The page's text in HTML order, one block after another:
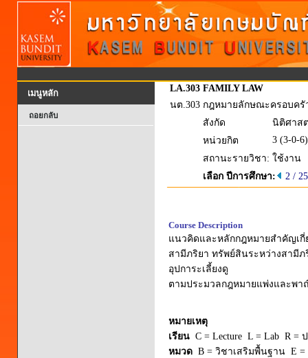
เมนูหลัก
ถอยกลับ
LA.303 FAMILY LAW
นต.303 กฎหมายลักษณะครอบครั
สังกัด
นิติศาส
หน่วยกิต
3 (3-0-6)
สถานะรายวิชา: ใช้งาน
เลือก ปีการศึกษา:
2 /
Course Description
แนวคิดและหลักกฎหมายสำคัญเกี่
สามีภริยา ทรัพย์สินระหว่างสามี
อุปการะเลี้ยงดู
ตามประมวลกฎหมายแพ่งและพา
หมายเหตุ
เรียน C = Lecture L = Lab R =
หมวด B = วิชาเสริมพื้นฐาน E